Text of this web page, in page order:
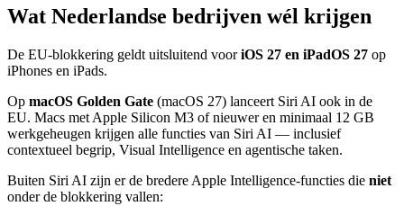
Wat Nederlandse bedrijven wél krijgen
De EU-blokkering geldt uitsluitend vooriOS 27 en iPadOS 27 op
iPhones en iPads.
Op macOS Golden Gate (macOS 27) lanceert Siri AI ook in de
EU. Macs met Apple Silicon M3 of nieuwer en minimaal 12 GB
werkgeheugen krijgen alle functies van Siri AI — inclusief
contextueel begrip, Visual Intelligence en agentische taken.
Buiten Siri AI zijn er de bredere Apple Intelligence-functies die niet
onder de blokkering vallen: